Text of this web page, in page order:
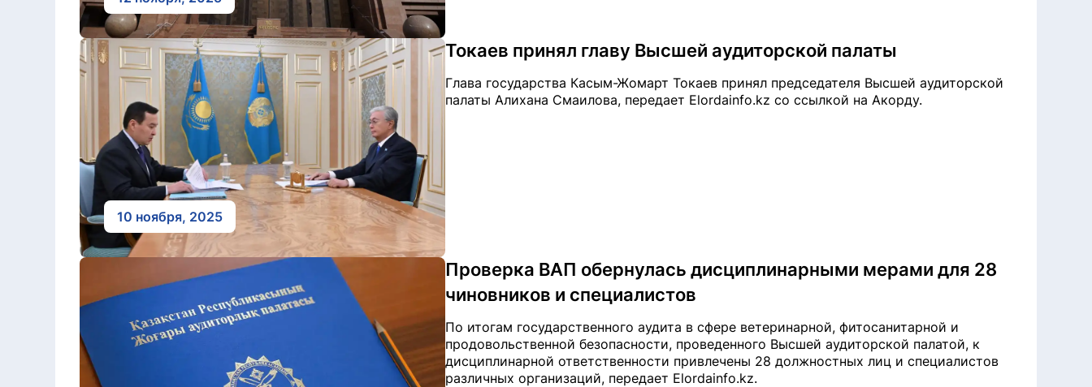
10 ноября, 2025
Токаев принял главу Высшей аудиторской палаты
Глава государства Касым-Жомарт Токаев принял председателя Высшей аудиторской
палаты Алихана Смаилова, передает Elordainfo.kz со ссылкой на Акорду.
Проверка ВАП обернулась дисциплинарными мерами для 28
чиновников и специалистов
По итогам государственного аудита в сфере ветеринарной, фитосанитарной и
продовольственной безопасности, проведенного Высшей аудиторской палатой, к
дисциплинарной ответственности привлечены 28 должностных лиц и специалистов
различных организаций, передает Elordainfo.kz.